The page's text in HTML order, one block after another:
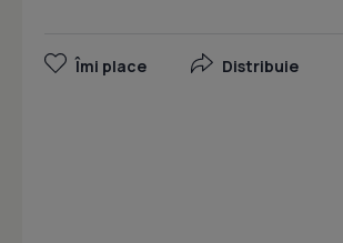
Îmi place Distribuie